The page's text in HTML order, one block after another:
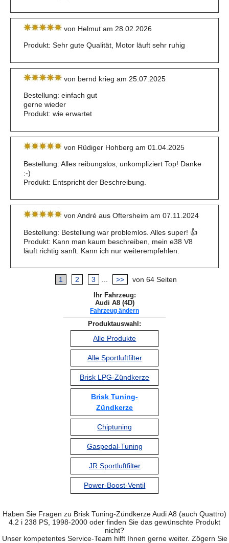
von Helmut am 28.02.2026
Produkt: Sehr gute Qualität, Motor läuft sehr ruhig
von bernd krieg am 25.07.2025
Bestellung: einfach gut
gerne wieder
Produkt: wie erwartet
von Rüdiger Hohberg am 01.04.2025
Bestellung: Alles reibungslos, unkompliziert Top! Danke
:-)
Produkt: Entspricht der Beschreibung.
von André aus Oftersheim am 07.11.2024
Bestellung: Bestellung war problemlos. Alles super! 👍
Produkt: Kann man kaum beschreiben, mein e38 V8
läuft richtig sanft. Kann ich nur weiterempfehlen.
1 2 3 ... >> von 64 Seiten
Ihr Fahrzeug:
Audi A8 (4D)
Fahrzeug ändern
Produktauswahl:
Alle Produkte
Alle Sportluftfilter
Brisk LPG-Zündkerze
Brisk Tuning-
Zündkerze
Chiptuning
Gaspedal-Tuning
JR Sportluftfilter
Power-Boost-Ventil
Haben Sie Fragen zu Brisk Tuning-Zündkerze Audi A8 (auch Quattro)
4.2 i 238 PS, 1998-2000 oder finden Sie das gewünschte Produkt
nicht?
Unser kompetentes Service-Team hilft Ihnen gerne weiter. Zögern Sie